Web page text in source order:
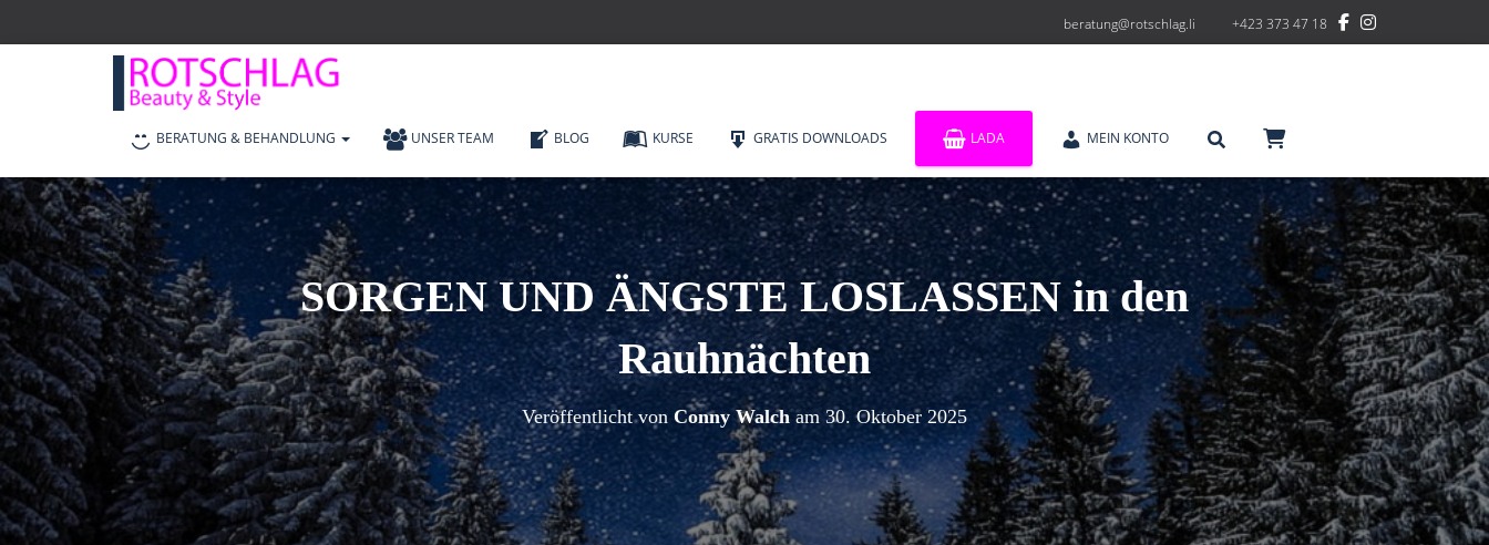
beratung@rotschlag.li +423 373 47 18
BERATUNG & BEHANDLUNG UNSER TEAM BLOG KURSE GRATIS DOWNLOADS LADA MEIN KONTO
SORGEN UND ÄNGSTE LOSLASSEN in den
Rauhnächten
Veröffentlicht von Conny Walcham 30. Oktober 2025